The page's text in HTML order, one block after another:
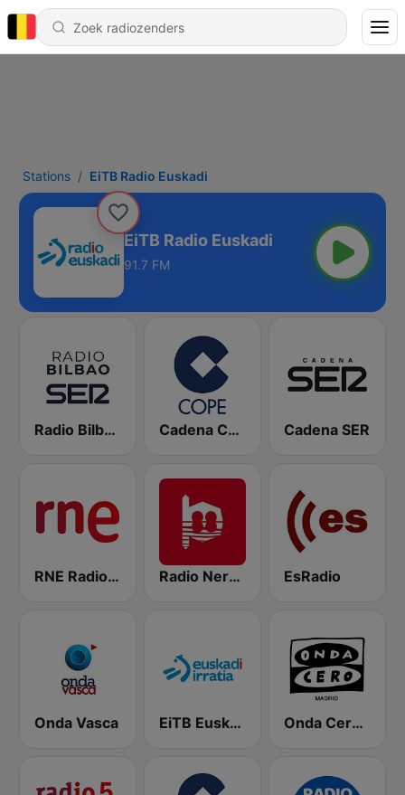
Stations EiTB Radio Euskadi
EiTB Radio Euskadi
91.7 FM
Radio Bilbao SER Cadena COPE Cadena SER
RNE Radio Nacional Radio Nervion EsRadio
Onda Vasca EiTB Euskadi Irratia Onda Cero Madrid